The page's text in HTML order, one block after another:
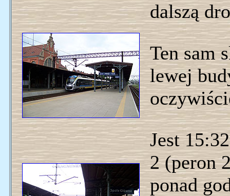
dalszą
Ten sam
lewej
Jest
2 (peron
ponad